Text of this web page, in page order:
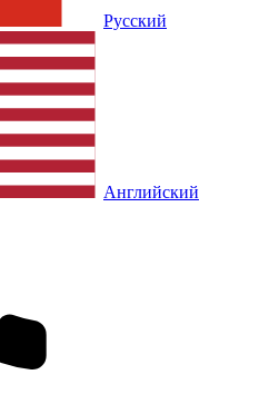
Русский
Английский